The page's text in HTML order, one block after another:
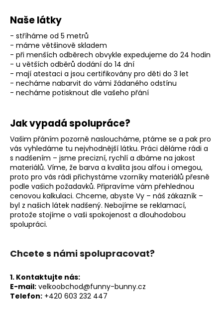
Naše látky
- stříháme od 5 metrů
- máme většinově skladem
- při menších odběrech obvykle expedujeme do 24 hodin
- u větších odběrů dodání do 14 dní
- mají atestaci a jsou certifikovány pro děti do 3 let
- necháme nabarvit do vámi žádaného odstínu
- necháme potisknout dle vašeho přání
Jak vypadá spolupráce?
Vašim přáním pozorně nasloucháme, ptáme se a pak pro
vás vyhledáme tu nejvhodnější látku. Práci děláme rádi a
s nadšením – jsme precizní, rychlí a dbáme na jakost
materiálů. Víme, že barva a kvalita jsou alfou i omegou,
proto pro vás rádi přichystáme vzorníky materiálů přesně
podle vašich požadavků. Připravíme vám přehlednou
cenovou kalkulaci. Chceme, abyste Vy – náš zákazník –
byl z našich látek nadšený. Nebojíme se reklamací,
protože stojíme o vaši spokojenost a dlouhodobou
spolupráci.
Chcete s námi spolupracovat?
1. Kontaktujte nás:
E-mail: velkoobchod@funny-bunny.cz
Telefon: +420 603 232 447